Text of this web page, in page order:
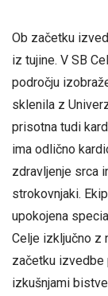
Ob začetku
iz tujine. V SB
področju
sklenila z
prisotna tudi
ima odlično
zdravljenje srca
strokovnjaki.
upokojena
Celje izključno z
začetku izvedbe
izkušnjami